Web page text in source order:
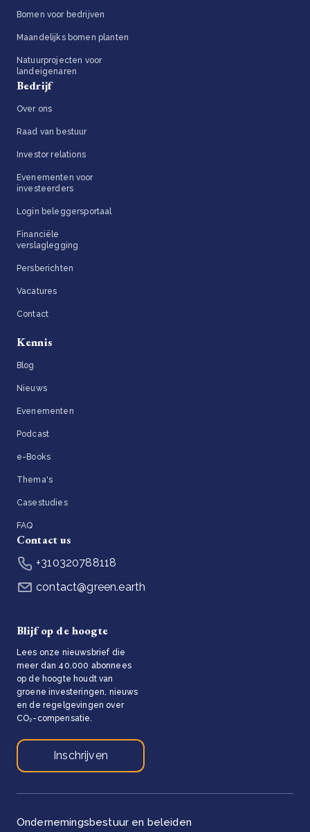
Bomen voor bedrijven
Maandelijks bomen planten
Natuurprojecten voor
landeigenaren
Bedrijf
Over ons
Raad van bestuur
Investor relations
Evenementen voor
investeerders
Login beleggersportaal
Financiële
verslaglegging
Persberichten
Vacatures
Contact
Kennis
Blog
Nieuws
Evenementen
Podcast
e-Books
Thema's
Casestudies
FAQ
Contact us
+310320788118
contact@green.earth
Blijf op de hoogte
Lees onze nieuwsbrief die
meer dan 40.000 abonnees
op de hoogte houdt van
groene investeringen, nieuws
en de regelgevingen over
CO₂-compensatie.
Inschrijven
Ondernemingsbestuur en beleiden